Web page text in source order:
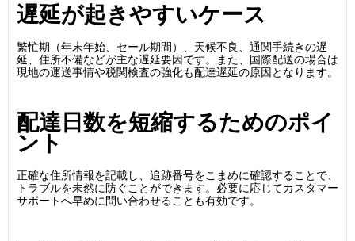
遅延が起きやすいケース
繁忙期（年末年始、セール期間）、天候不良、通関手続きの遅
延、住所不備などが主な遅延要因です。また、国際配送の場合は
現地の運送事情や税関検査の強化も配達遅延の原因となります。
配達日数を短縮するためのポイ
ント
正確な住所情報を記載し、追跡番号をこまめに確認することで、
トラブルを未然に防ぐことができます。必要に応じてカスタマー
サポートへ早めに問い合わせることも有効です。